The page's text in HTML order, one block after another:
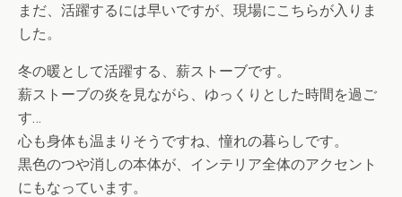
まだ、活躍するには早いですが、現場にこちらが入りま
した。
冬の暖として活躍する、薪ストーブです。
薪ストーブの炎を見ながら、ゆっくりとした時間を過ご
す…
心も身体も温まりそうですね、憧れの暮らしです。
黒色のつや消しの本体が、インテリア全体のアクセント
にもなっています。